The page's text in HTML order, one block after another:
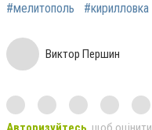
#мелитополь #кирилловка
Виктор Першин